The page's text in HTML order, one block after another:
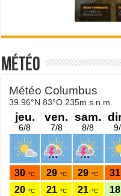
Météo